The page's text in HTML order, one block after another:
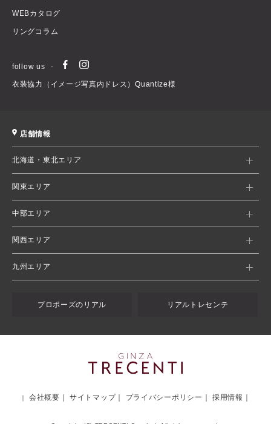
WEBカタログ
リングコラム
follow us
衣装協力（イメージ写真内ドレス）Quantize様
店舗情報
北海道・東北エリア
関東エリア
中部エリア
関西エリア
九州エリア
プロポーズのリアル リアルトレセンテ
会社概要 サイトマップ プライバシーポリシー 採用情報